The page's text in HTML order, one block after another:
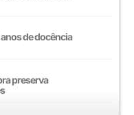
de docência
preserva